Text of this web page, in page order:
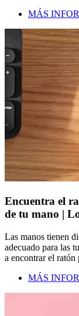
MÁS
Encuentra el
de tu mano |
Las manos tienen
adecuado para las
a encontrar el ratón
MÁS